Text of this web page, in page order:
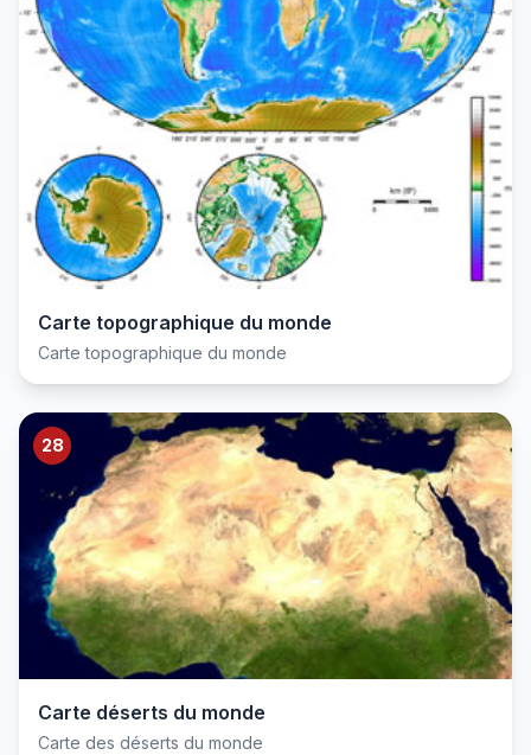
Carte topographique du monde
Carte topographique du monde
28
Carte déserts du monde
Carte des déserts du monde